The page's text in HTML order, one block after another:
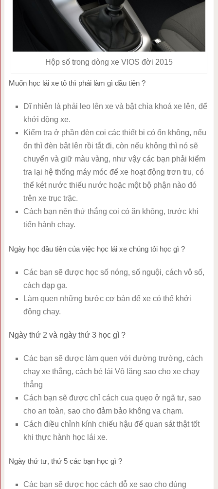
Hộp số trong dòng xe VIOS đời 2015
Muốn học lái xe tô thì phải làm gì đầu tiên ?
Dĩ nhiên là phải leo lên xe và bật chìa khoá xe lên, để
khởi động xe.
Kiểm tra ở phần đèn coi các thiết bị có ổn không, nếu
ổn thì đèn bật lên rồi tắt đi, còn nếu không thì nó sẽ
chuyển và giữ màu vàng, như vậy các bạn phải kiểm
tra lại hệ thống máy móc để xe hoạt động trơn tru, có
thể két nước thiếu nước hoặc một bộ phận nào đó
trên xe trục trặc.
Cách bạn nên thử thắng coi có ăn không, trước khi
tiến hành chạy.
Ngày học đầu tiên của việc học lái xe chúng tôi học gì ?
Các bạn sẽ được học số nóng, số nguội, cách vô số,
cách đạp ga.
Làm quen những bước cơ bản để xe có thể khởi
động chạy.
Ngày thứ 2 và ngày thứ 3 học gì ?
Các bạn sẽ được làm quen với đường trường, cách
chạy xe thẳng, cách bẻ lái Vô lăng sao cho xe chạy
thẳng
Cách bạn sẽ được chỉ cách cua quẹo ở ngã tư, sao
cho an toàn, sao cho đảm bảo không va chạm.
Cách điều chỉnh kính chiếu hậu để quan sát thật tốt
khi thực hành học lái xe.
Ngày thứ tư, thứ 5 các bạn học gì ?
Các bạn sẽ được học cách đỗ xe sao cho đúng